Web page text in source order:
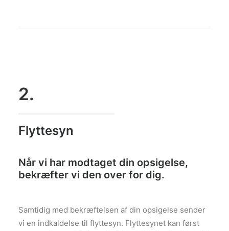
2.
Flyttesyn
Når vi har modtaget din opsigelse,
bekræfter vi den over for dig.
Samtidig med bekræftelsen af din opsigelse sender
vi en indkaldelse til flyttesyn. Flyttesynet kan først